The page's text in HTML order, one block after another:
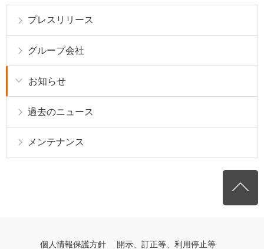
プレスリリース
グループ会社
お知らせ
過去のニュース
メンテナンス
個人情報保護方針 開示、訂正等、利用停止等